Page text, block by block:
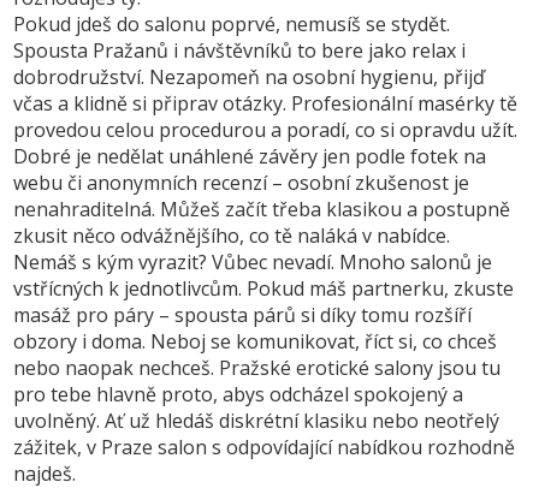
Pokud jdeš do salonu poprvé, nemusíš se stydět.
Spousta Pražanů i návštěvníků to bere jako relax i
dobrodružství. Nezapomeň na osobní hygienu, přijď
včas a klidně si připrav otázky. Profesionální masérky tě
provedou celou procedurou a poradí, co si opravdu užít.
Dobré je nedělat unáhlené závěry jen podle fotek na
webu či anonymních recenzí – osobní zkušenost je
nenahraditelná. Můžeš začít třeba klasikou a postupně
zkusit něco odvážnějšího, co tě naláká v nabídce.
Nemáš s kým vyrazit? Vůbec nevadí. Mnoho salonů je
vstřícných k jednotlivcům. Pokud máš partnerku, zkuste
masáž pro páry – spousta párů si díky tomu rozšíří
obzory i doma. Neboj se komunikovat, říct si, co chceš
nebo naopak nechceš. Pražské erotické salony jsou tu
pro tebe hlavně proto, abys odcházel spokojený a
uvolněný. Ať už hledáš diskrétní klasiku nebo neotřelý
zážitek, v Praze salon s odpovídající nabídkou rozhodně
najdeš.